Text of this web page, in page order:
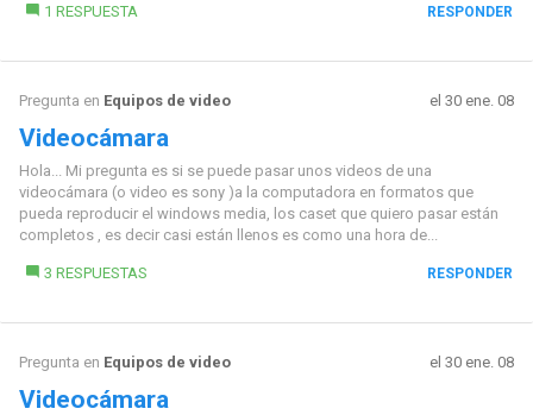
1 RESPUESTA RESPONDER
Pregunta en Equipos de video el 30 ene. 08
Videocámara
Hola... Mi pregunta es si se puede pasar unos videos de una
videocámara (o video es sony )a la computadora en formatos que
pueda reproducir el windows media, los caset que quiero pasar están
completos , es decir casi están llenos es como una hora de...
3 RESPUESTAS RESPONDER
Pregunta en Equipos de video el 30 ene. 08
Videocámara